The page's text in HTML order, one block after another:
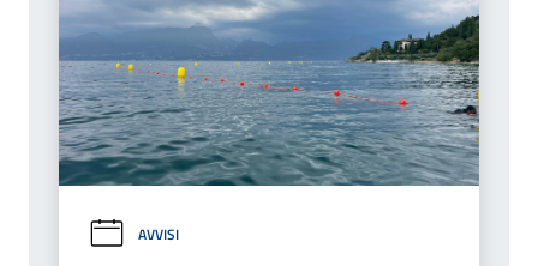
AVVISI